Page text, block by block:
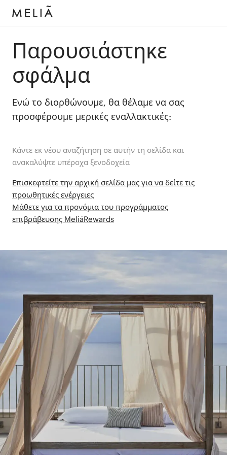
Παρουσιάστηκε
σφάλμα
Ενώ το διορθώνουμε, θα θέλαμε να σας
προσφέρουμε μερικές εναλλακτικές:
Κάντε εκ νέου αναζήτηση σε αυτήν τη σελίδα και
ανακαλύψτε υπέροχα ξενοδοχεία
Επισκεφτείτε την αρχική σελίδα μας για να δείτε τις
προωθητικές ενέργειες
Μάθετε για τα προνόμια του προγράμματος
επιβράβευσης MeliáRewards